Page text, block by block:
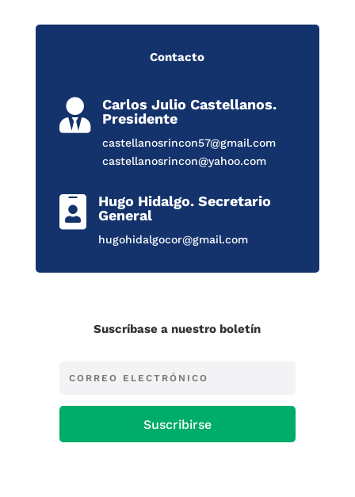
Contacto

Carlos Julio Castellanos.
Presidente
castellanosrincon57@gmail.com
castellanosrincon@yahoo.com

Hugo Hidalgo. Secretario
General
hugohidalgocor@gmail.com
Suscríbase a nuestro boletín
Suscribirse